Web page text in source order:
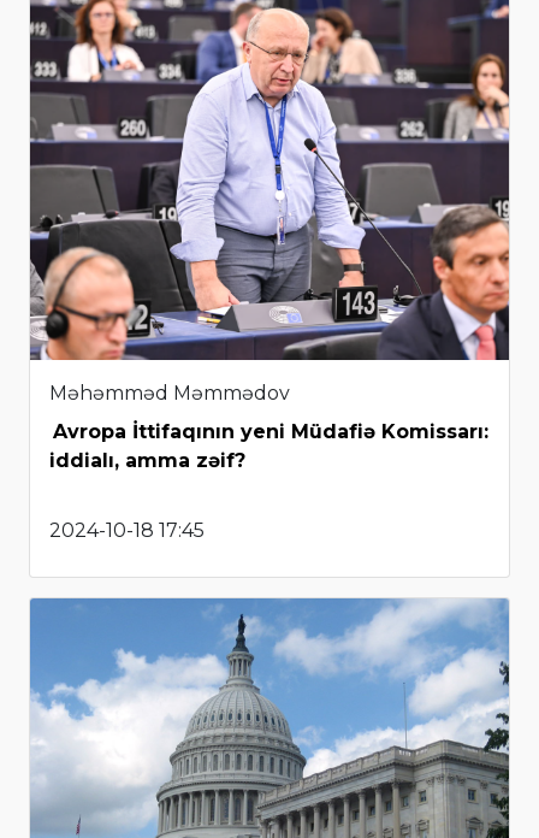
Məhəmməd Məmmədov
Avropa İttifaqının yeni Müdafiə Komissarı:
iddialı, amma zəif?
2024-10-18 17:45